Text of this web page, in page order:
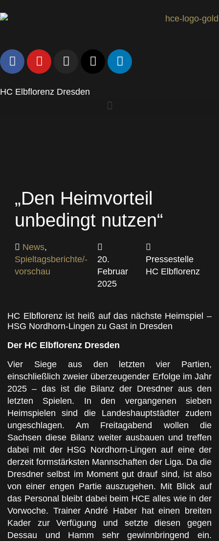
HC Elbflorenz Dresden
„Den Heimvorteil
unbedingt nutzen“
News,
Spieltagsberichte/-
vorschau
20.
Februar
2025
Pressestelle
HC Elbflorenz
HC Elbflorenz ist heiß auf das nächste Heimspiel –
HSG Nordhorn-Lingen zu Gast in Dresden
Der HC Elbflorenz Dresden
Vier Siege aus den letzten vier Partien,
einschließlich zweier überzeugender Erfolge im Jahr
2025 – das ist die Bilanz der Dresdner aus den
letzten Spielen. In den vergangenen sieben
Heimspielen sind die Landeshauptstädter zudem
ungeschlagen. Am Freitagabend wollen die
Sachsen diese Bilanz weiter ausbauen und treffen
dabei mit der HSG Nordhorn-Lingen auf eine der
derzeit formstärksten Mannschaften der Liga. Da die
Dresdner selbst im Moment gut drauf sind, ist also
von einer engen Partie auszugehen. Mit Blick auf
das Personal bleibt dabei beim HCE alles wie in der
Vorwoche. Trainer André Haber hat einen breiten
Kader zur Verfügung und setzte diesen gegen
Dessau und Hamm sehr gewinnbringend ein.